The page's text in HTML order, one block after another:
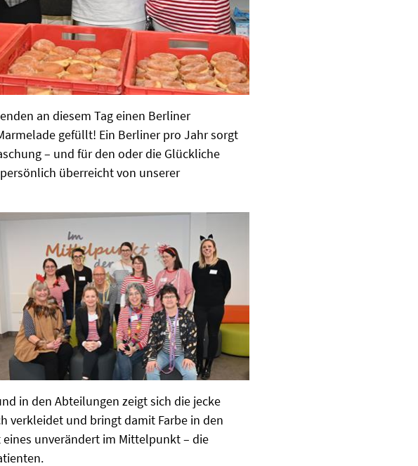
an diesem Tag einen Berliner
gefüllt! Ein Berliner pro Jahr sorgt
– und für den oder die Glückliche
überreicht von unserer
in den Abteilungen zeigt sich die jecke
verkleidet und bringt damit Farbe in den
unverändert im Mittelpunkt – die